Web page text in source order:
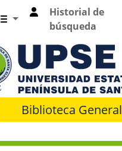
Historial de
búsqueda
Biblioteca General